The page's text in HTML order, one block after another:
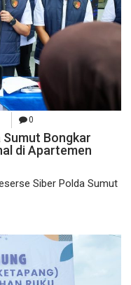
0
Sumut Bongkar
di Apartemen
Siber Polda Sumut